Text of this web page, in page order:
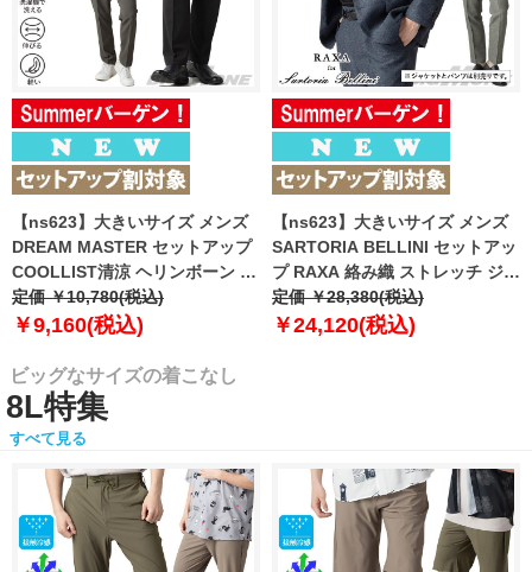
【ns623】大きいサイズ メンズ
DREAM MASTER セットアップ
COOLLIST清涼 ヘリンボーン ス
トレッチ パンツ 軽量 ウォッシャ
ブル スマリラ 春夏新作
定価 ￥10,780(税込)
￥9,160(税込)
【ns623】大きいサイズ メンズ
SARTORIA BELLINI セットアッ
プ RAXA 絡み織 ストレッチ ジャ
ケット 春夏新作 tzjk-33b
【fre】
定価 ￥28,380(税込)
￥24,120(税込)
ビッグなサイズの着こなし
8L特集
すべて見る